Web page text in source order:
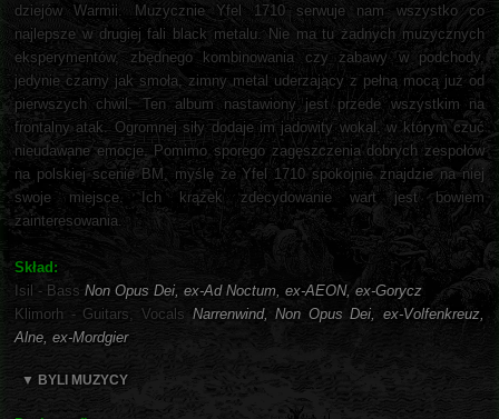
dziejów Warmii. Muzycznie Yfel 1710 serwuje nam wszystko co
najlepsze w drugiej fali black metalu. Nie ma tu żadnych muzycznych
eksperymentów, zbędnego kombinowania czy zabawy w podchody,
jedynie czarny jak smoła, zimny metal uderzający z pełną mocą już od
pierwszych chwil. Ten album nastawiony jest przede wszystkim na
frontalny atak. Ogromnej siły dodaje im jadowity wokal, w którym czuć
nieudawane emocje. Pomimo sporego zagęszczenia dobrych zespołów
na polskiej scenie BM, myślę że Yfel 1710 spokojnie znajdzie na niej
swoje miejsce. Ich krążek zdecydowanie wart jest bowiem
zainteresowania.
Skład:
Isil - Bass Non Opus Dei, ex-Ad Noctum, ex-AEON, ex-Gorycz
Klimorh - Guitars, Vocals Narrenwind, Non Opus Dei, ex-Volfenkreuz,
Alne, ex-Mordgier
▼ BYLI MUZYCY